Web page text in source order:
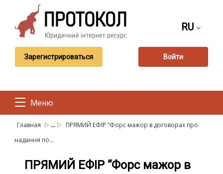
RU
Зарегистрироваться Войти
Меню
Главная ...
ПРЯМИЙ ЕФІР “Форс мажор в договорах про
надання по...
ПРЯМИЙ ЕФІР “Форс мажор в